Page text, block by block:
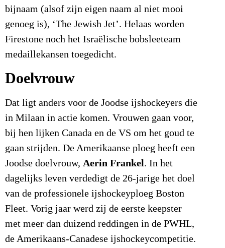
bijnaam (alsof zijn eigen naam al niet mooi
genoeg is), ‘The Jewish Jet’. Helaas worden
Firestone noch het Israëlische bobsleeteam
medaillekansen toegedicht.
Doelvrouw
Dat ligt anders voor de Joodse ijshockeyers die
in Milaan in actie komen. Vrouwen gaan voor,
bij hen lijken Canada en de VS om het goud te
gaan strijden. De Amerikaanse ploeg heeft een
Joodse doelvrouw, Aerin Frankel. In het
dagelijks leven verdedigt de 26-jarige het doel
van de professionele ijshockeyploeg Boston
Fleet. Vorig jaar werd zij de eerste keepster
met meer dan duizend reddingen in de PWHL,
de Amerikaans-Canadese ijshockeycompetitie.